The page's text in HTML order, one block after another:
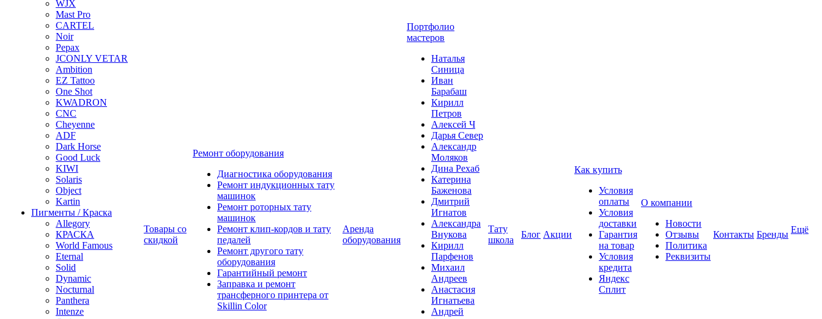
WJX
Mast Pro
CARTEL
Noir
Pepax
JCONLY VETAR
Ambition
EZ Tattoo
One Shot
KWADRON
CNC
Cheyenne
ADF
Dark Horse
Good Luck
KIWI
Solaris
Object
Kartin
Пигменты / Краска
Allegory
КРАСКА
World Famous
Eternal
Solid
Dynamic
Nocturnal
Panthera
Intenze
Товары со
скидкой
Ремонт оборудования
Диагностика оборудования
Ремонт индукционных тату
машинок
Ремонт роторных тату
машинок
Ремонт клип-кордов и тату
педалей
Ремонт другого тату
оборудования
Гарантийный ремонт
Заправка и ремонт
трансферного принтера от
Skillin Color
Аренда
оборудования
Портфолио
мастеров
Наталья
Синица
Иван
Барабаш
Кирилл
Петров
Алексей Ч
Дарья Север
Александр
Моляков
Дина Рехаб
Катерина
Баженова
Дмитрий
Игнатов
Александра
Внукова
Кирилл
Парфенов
Михаил
Андреев
Анастасия
Игнатьева
Андрей
Тату
школа
Блог Акции
Как купить
Условия
оплаты
Условия
доставки
Гарантия
на товар
Условия
кредита
Яндекс
Сплит
О компании
Новости
Отзывы
Политика
Реквизиты
Контакты Бренды Ещё